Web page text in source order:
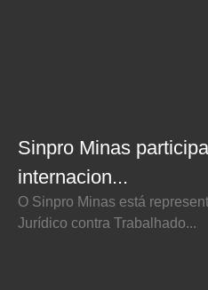
Sinpro Minas
internacion...
O Sinpro Minas está
Jurídico contra Trabalhado...